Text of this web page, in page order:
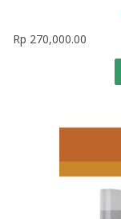
Rp 270,000.00